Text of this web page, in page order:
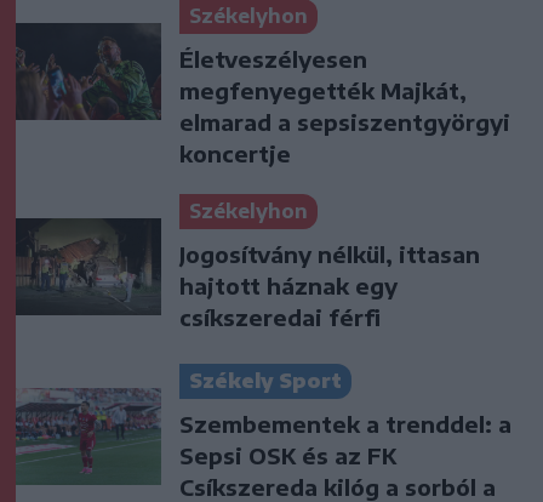
Székelyhon
Életveszélyesen
megfenyegették Majkát,
elmarad a sepsiszentgyörgyi
koncertje
Székelyhon
Jogosítvány nélkül, ittasan
hajtott háznak egy
csíkszeredai férfi
Székely Sport
Szembementek a trenddel: a
Sepsi OSK és az FK
Csíkszereda kilóg a sorból a